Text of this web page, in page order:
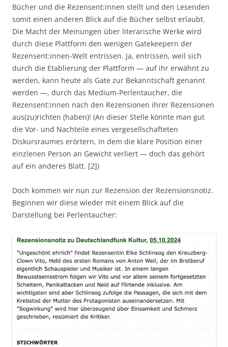
Bücher und die Rezensent:innen stellt und den Lesenden
somit einen anderen Blick auf die Bücher selbst erlaubt.
Die Macht der Meinungen über literarische Werke wird
durch diese Plattform den wenigen Gatekeepern der
Rezensent:innen-Welt entrissen. Ja, entrissen, weil sich
durch die Etablierung der Plattform — auf ihr erwähnt zu
werden, kann heute als Gate zur Bekanntschaft genannt
werden —, durch das Medium-Perlentaucher, die
Rezensent:innen nach den Rezensionen ihrer Rezensionen
aus(zu)richten (haben)! (An dieser Stelle könnte man gut
die Vor- und Nachteile eines vergesellschafteten
Diskursraumes erörtern, in dem die klare Position einer
einzlenen Person an Gewicht verliert — doch das gehört
auf ein anderes Blatt. [2])
Doch kommen wir nun zur Rezension der Rezensionsnotiz.
Beginnen wir diese wieder mit einem Blick auf die
Darstellung bei Perlentaucher: